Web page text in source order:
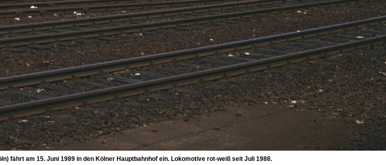
fährt am 15. Juni 1989 in den Kölner Hauptbahnhof ein. Lokomotive rot-weiß seit Juli 1988.